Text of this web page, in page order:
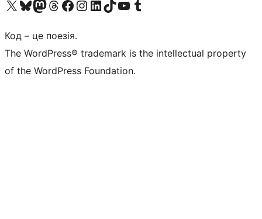
Visit our X (formerly Twitter) account
Visit our Bluesky account
Завітайте до нашої стрічки в Mastodon
Visit our Threads account
Завітайте на нашу сторінку в Facebook
Visit our Instagram account
Visit our LinkedIn account
Visit our TikTok account
Visit our YouTube channel
Visit our Tumblr account
Код – це поезія.
The WordPress® trademark is the intellectual property
of the WordPress Foundation.